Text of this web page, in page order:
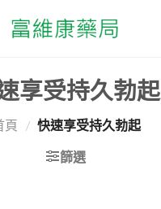
享受持久勃起
頁 / 快速享受持久勃起
篩選